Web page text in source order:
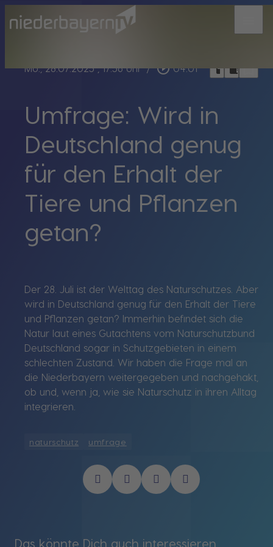
Mo., 28.07.2025, 17:56 Uhr / play_circle_outline 04:01 headphoneschrome_reader_modebookmark_border
Umfrage: Wird in
Deutschland genug
für den Erhalt der
Tiere und Pflanzen
getan?
Der 28. Juli ist der Welttag des Naturschutzes. Aber
wird in Deutschland genug für den Erhalt der Tiere
und Pflanzen getan? Immerhin befindet sich die
Natur laut eines Gutachtens vom Naturschutzbund
Deutschland sogar in Schutzgebieten in einem
schlechten Zustand. Wir haben die Frage mal an
die Niederbayern weitergegeben und nachgehakt,
ob und, wenn ja, wie sie Naturschutz in ihren Alltag
integrieren.
naturschutz umfrage
Das könnte Dich auch interessieren